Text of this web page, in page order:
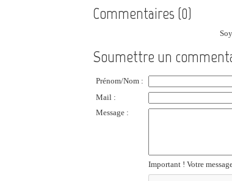
Commentaires (0)
Soumettre un
Prénom/Nom :
Mail :
Message :
Important ! Votre